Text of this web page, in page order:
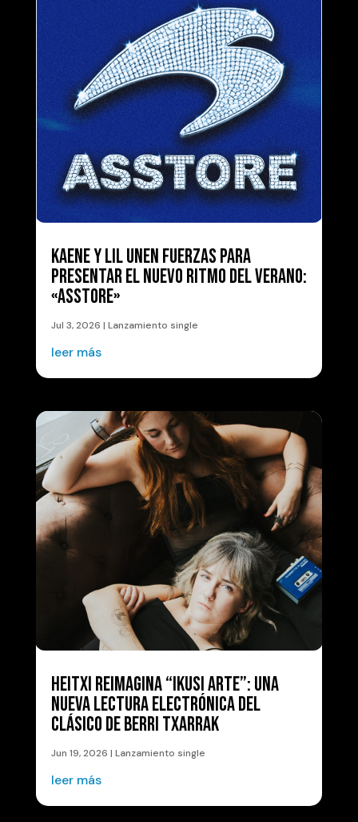
KAENE Y LIL UNEN FUERZAS PARA
PRESENTAR EL NUEVO RITMO DEL VERANO:
«ASSTORE»
Jul 3, 2026 | Lanzamiento single
leer más
HEITXI REIMAGINA “IKUSI ARTE”: UNA
NUEVA LECTURA ELECTRÓNICA DEL
CLÁSICO DE BERRI TXARRAK
Jun 19, 2026 | Lanzamiento single
leer más